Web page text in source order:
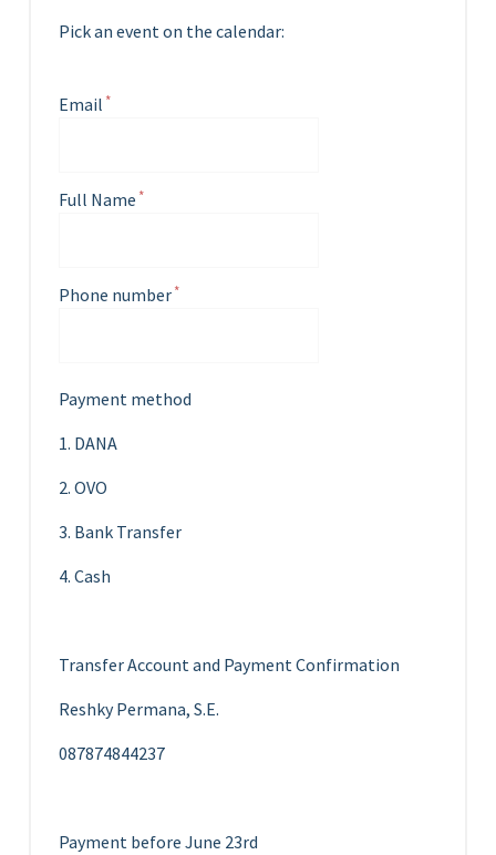
Pick an event on the calendar:
Email
Full Name
Phone number
Payment method
1. DANA
2. OVO
3. Bank Transfer
4. Cash
Transfer Account and Payment Confirmation
Reshky Permana, S.E.
087874844237
Payment before June 23rd